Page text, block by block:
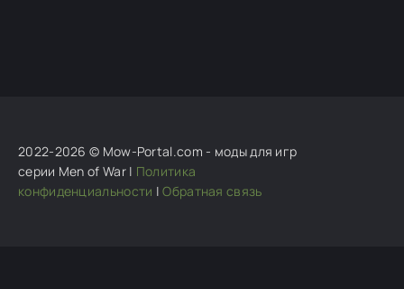
2022-2026 © Mow-Portal.com - моды для игр
серии Men of War | Политика
конфиденциальности |Обратная связь